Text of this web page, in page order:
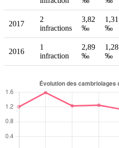
2017
2
infractions
3,82
‰
1,31
‰
2016
1
infraction
2,89
‰
1,28
‰